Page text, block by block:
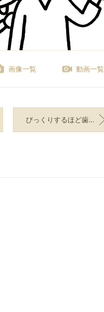
画像一覧 動画一覧
びっくりするほど歯間の汚れがキレイになった口腔洗浄機